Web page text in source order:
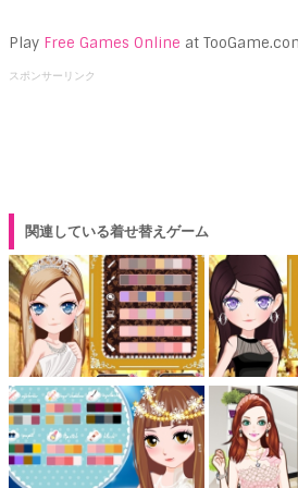
Play Free Games Online at
スポンサーリンク
関連している着せ替えゲーム